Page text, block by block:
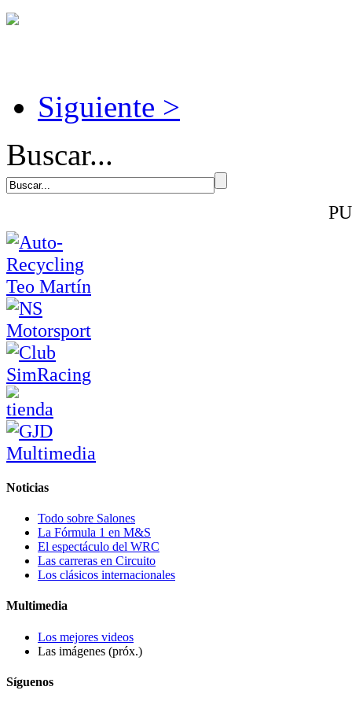
Siguiente >
Buscar...
Noticias
Todo sobre Salones
La Fórmula 1 en M&S
El espectáculo del WRC
Las carreras en Circuito
Los clásicos internacionales
Multimedia
Los mejores videos
Las imágenes (próx.)
Síguenos